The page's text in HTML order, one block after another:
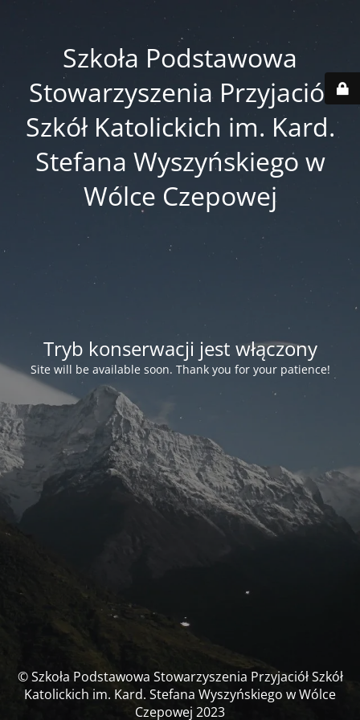
Szkoła Podstawowa
Stowarzyszenia Przyjaciół
Szkół Katolickich im. Kard.
Stefana Wyszyńskiego w
Wólce Czepowej
Tryb konserwacji jest włączony
Site will be available soon. Thank you for your patience!
© Szkoła Podstawowa Stowarzyszenia Przyjaciół Szkół
Katolickich im. Kard. Stefana Wyszyńskiego w Wólce
Czepowej 2023